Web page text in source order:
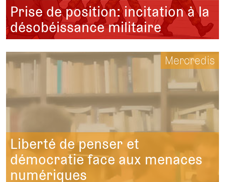
Prise de position: incitation à la
désobéissance militaire
Mercredis
Liberté de penser et
démocratie face aux menaces
numériques